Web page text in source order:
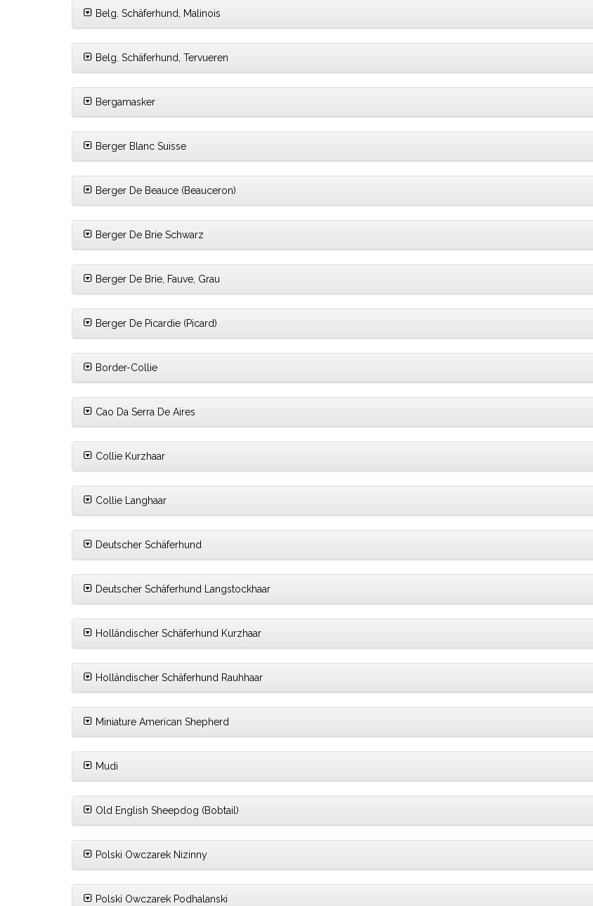
Belg. Schäferhund, Malinois
Belg. Schäferhund, Tervueren
Bergamasker
Berger Blanc Suisse
Berger De Beauce (Beauceron)
Berger De Brie Schwarz
Berger De Brie, Fauve, Grau
Berger De Picardie (Picard)
Border-Collie
Cao Da Serra De Aires
Collie Kurzhaar
Collie Langhaar
Deutscher Schäferhund
Deutscher Schäferhund Langstockhaar
Holländischer Schäferhund Kurzhaar
Holländischer Schäferhund Rauhhaar
Miniature American Shepherd
Mudi
Old English Sheepdog (Bobtail)
Polski Owczarek Nizinny
Polski Owczarek Podhalanski